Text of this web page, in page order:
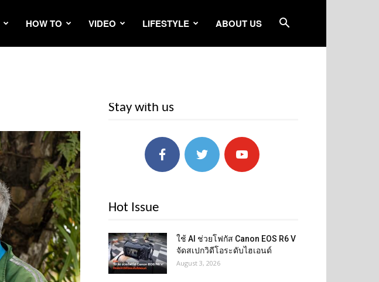
HOW TO VIDEO LIFESTYLE ABOUT US
Stay with us
Hot Issue
ใช้ AI ช่วยโฟกัส Canon EOS R6 V
จัดสเปกวิดีโอระดับไฮเอนด์
August 3, 2026